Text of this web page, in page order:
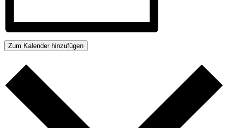
Zum Kalender hinzufügen